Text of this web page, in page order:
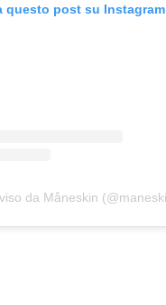
questo post su Instagram